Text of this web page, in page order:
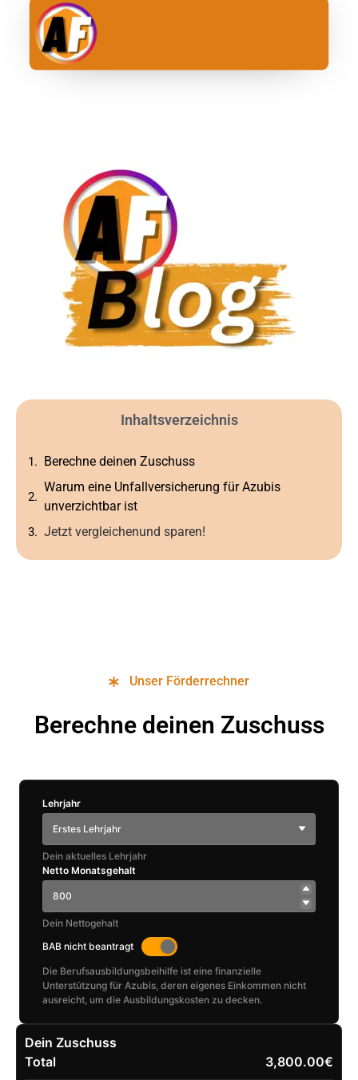
Inhaltsverzeichnis
Berechne deinen Zuschuss
Warum eine Unfallversicherung für Azubis
unverzichtbar ist
Jetzt vergleichenund sparen!
Unser Förderrechner
Berechne deinen Zuschuss
Lehrjahr
Erstes Lehrjahr
Dein aktuelles Lehrjahr
Netto Monatsgehalt
Dein Nettogehalt
BAB nicht beantragt
Die Berufsausbildungsbeihilfe ist eine finanzielle
Unterstützung für Azubis, deren eigenes Einkommen nicht
ausreicht, um die Ausbildungskosten zu decken.
Dein Zuschuss
Total
3,800.00€